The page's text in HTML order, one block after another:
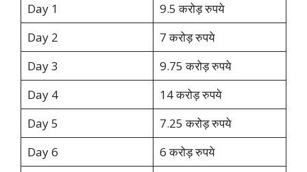
Day 1
9.5 करोड़ रुपये
Day 2
7 करोड़ रुपये
Day 3
9.75 करोड़ रुपये
Day 4
14 करोड़ रुपये
Day 5
7.25 करोड़ रुपये
Day 6
6 करोड़ रुपये